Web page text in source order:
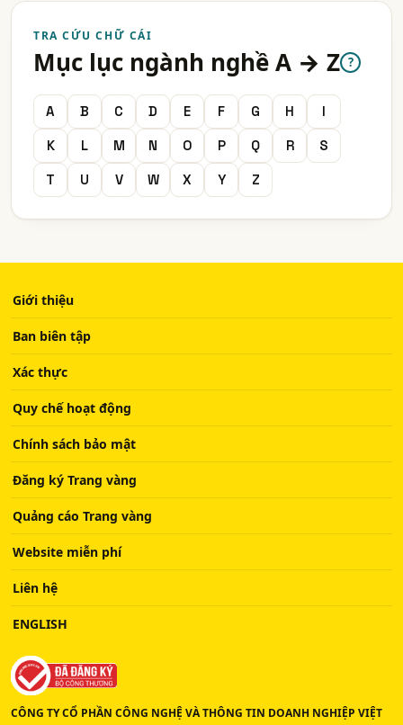
TRA CỨU CHỮ CÁI
Mục lục ngành nghề A → Z ?
A B C D E F G H
I
K
L M N O P Q R
S
T
U V W X Y Z
Giới thiệu
Ban biên tập
Xác thực
Quy chế hoạt động
Chính sách bảo mật
Đăng ký Trang vàng
Quảng cáo Trang vàng
Website miễn phí
Liên hệ
ENGLISH
CÔNG TY CỔ PHẦN CÔNG NGHỆ VÀ THÔNG TIN DOANH NGHIỆP VIỆT